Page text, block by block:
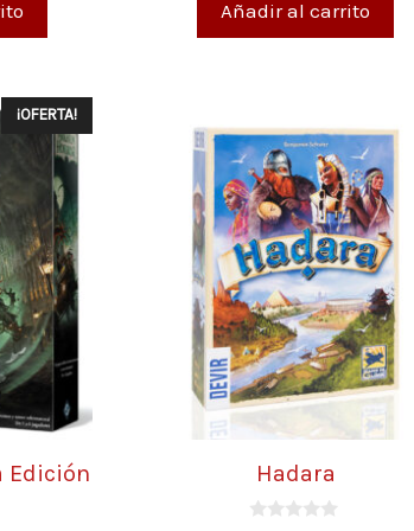
Añadir al carrito
¡OFERTA!
Edición Hadara